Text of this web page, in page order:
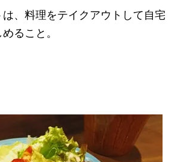
、料理をテイクアウトして自宅
ること。